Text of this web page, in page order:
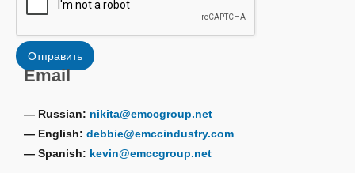
Отправить
Email
— Russian: nikita@emccgroup.net
— English: debbie@emccindustry.com
— Spanish: kevin@emccgroup.net